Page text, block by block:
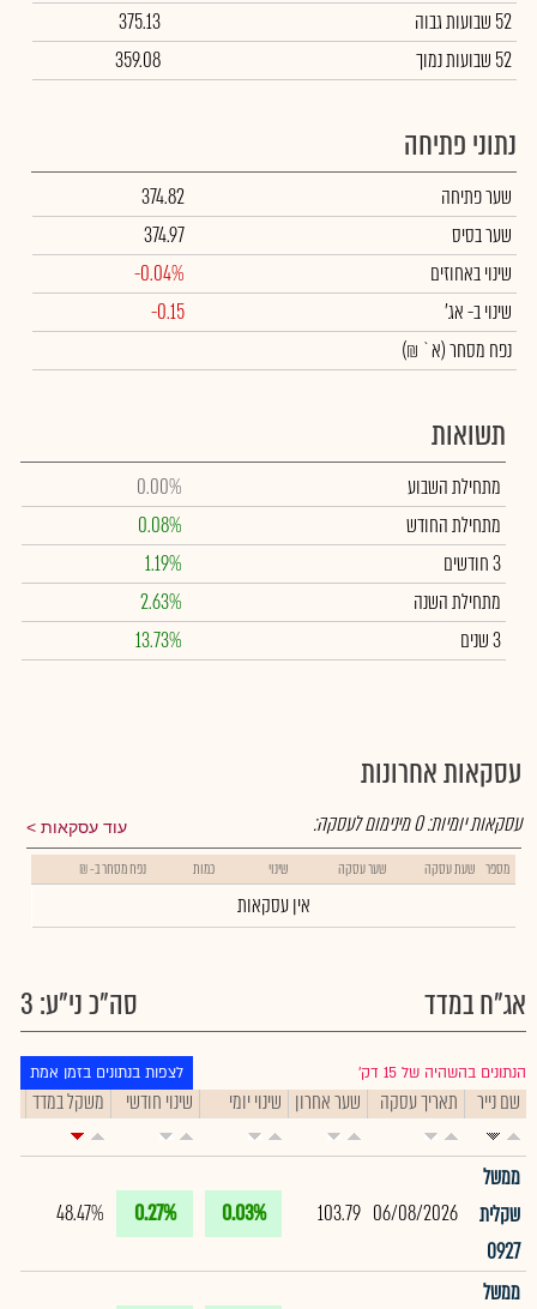
52 שבועות גבוה
375.13
52 שבועות נמוך
359.08
נתוני פתיחה
שער פתיחה
374.82
שער בסיס
374.97
שינוי באחוזים
-0.04%
שינויב- אג'
-0.15
נפח מסחר(א` ₪)
תשואות
מתחילת השבוע
0.00%
מתחילת החודש
0.08%
3 חודשים
1.19%
מתחילת השנה
2.63%
3 שנים
13.73%
עסקאות אחרונות
עוד עסקאות עסקאות יומיות:0מינימום לעסקה:
מספר שעת עסקה שער עסקה שינוי כמות נפח מסחר ב- ₪
אין עסקאות
אג"ח במדד סה"כ ני"ע: 3
הנתונים בהשהיה של 15 דק׳ לצפות בנתונים בזמן אמת
שם נייר תאריך עסקה שער אחרון שינוי יומי שינוי חודשי משקל במדד
ממשל
שקלית
0927
06/08/2026
103.79
0.03%
0.27%
48.47%
ממשל